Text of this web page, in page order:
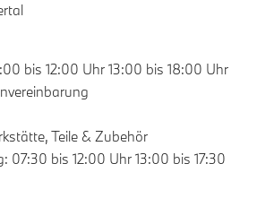
bis 12:00 Uhr 13:00 bis 18:00 Uhr
Teile & Zubehör
07:30 bis 12:00 Uhr 13:00 bis 17:30